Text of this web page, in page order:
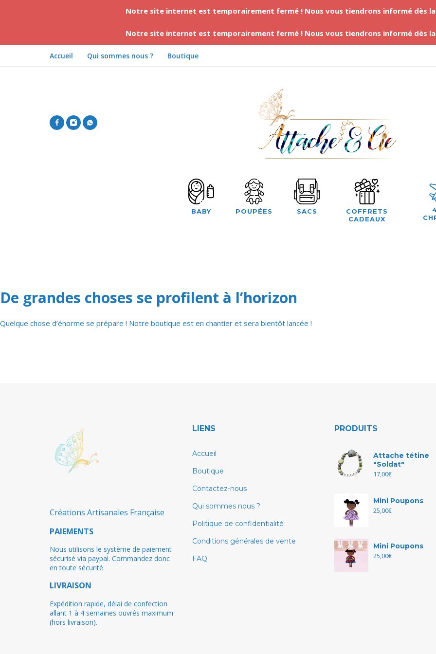
Notre site internet est temporairement fermé ! Nous vous tiendrons informé dès
Notre site internet est temporairement fermé ! Nous vous tiendrons informé dès
Accueil Qui sommes nous ? Boutique
BABY POUPÉES SACS
COFFRETS
CADEAUX
De grandes choses se profilent à l’horizon
Quelque chose d’énorme se prépare ! Notre boutique est en chantier et sera bientôt lancée !
Créations Artisanales Française
PAIEMENTS
Nous utilisons le système de paiement
sécurisé via paypal. Commandez donc
en toute sécurité.
LIVRAISON
Expédition rapide, délai de confection
allant 1 à 4 semaines ouvrés maximum
(hors livraison).
LIENS
Accueil
Boutique
Contactez-nous
Qui sommes nous ?
Politique de confidentialité
Conditions générales de vente
FAQ
PRODUITS
Attache tétine
"Soldat"
17,00€
Mini Poupons
25,00€
Mini Poupons
25,00€